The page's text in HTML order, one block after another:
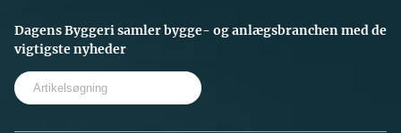
Dagens Byggeri samler bygge- og anlægsbranchen med de
vigtigste nyheder